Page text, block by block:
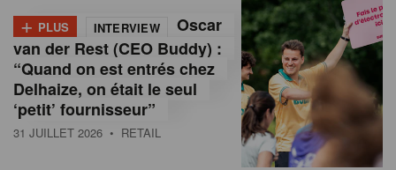
o
n
d
o
+ PLUS INTERVIEW
Oscar
van der Rest (CEO Buddy) :
“Quand on est entrés chez
Delhaize, on était le seul
‘petit’ fournisseur”
31 JUILLET 2026 • RETAIL